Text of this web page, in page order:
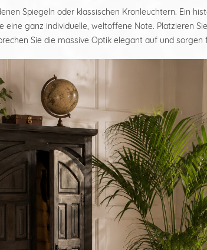
Spiegeln oder klassischen Kronleuchtern. Ein
eine ganz individuelle, weltoffene Note. Platzieren
Sie die massive Optik elegant auf und